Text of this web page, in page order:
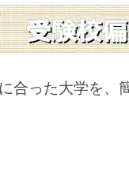
合った大学を、